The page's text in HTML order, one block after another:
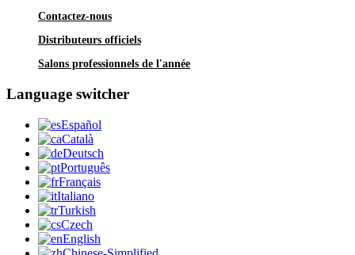
Contactez-nous
Distributeurs officiels
Salons professionnels de l'année
Language switcher
Español
Català
Deutsch
Português
Français
Italiano
Turkish
Czech
English